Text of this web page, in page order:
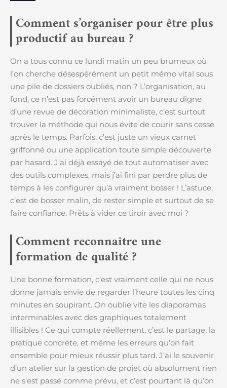
Comment s’organiser pour être plus
productif au bureau ?
On a tous connu ce lundi matin un peu brumeux où
l’on cherche désespérément un petit mémo vital sous
une pile de dossiers oubliés, non ? L’organisation, au
fond, ce n’est pas forcément avoir un bureau digne
d’une revue de décoration minimaliste, c’est surtout
trouver la méthode qui nous évite de courir sans cesse
après le temps. Parfois, c’est juste un vieux carnet
griffonné ou une application toute simple découverte
par hasard. J’ai déjà essayé de tout automatiser avec
des outils complexes, mais j’ai fini par perdre plus de
temps à les configurer qu’à vraiment bosser ! L’astuce,
c’est de bosser malin, de rester simple et surtout de se
faire confiance. Prêts à vider ce tiroir avec moi ?
Comment reconnaître une
formation de qualité ?
Une bonne formation, c’est vraiment celle qui ne nous
donne jamais envie de regarder l’heure toutes les cinq
minutes en soupirant. On oublie vite les diaporamas
interminables avec des graphiques totalement
illisibles ! Ce qui compte réellement, c’est le partage, la
pratique concrète, et même les erreurs qu’on fait
ensemble pour mieux réussir plus tard. J’ai le souvenir
d’un atelier sur la gestion de projet où absolument rien
ne s’est passé comme prévu, et c’est pourtant là qu’on